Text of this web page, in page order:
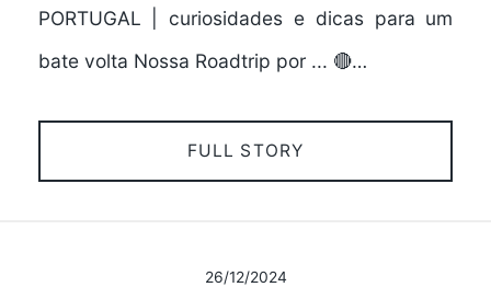
PORTUGAL | curiosidades e dicas para um
bate volta Nossa Roadtrip por ... 🔴…
FULL STORY
26/12/2024